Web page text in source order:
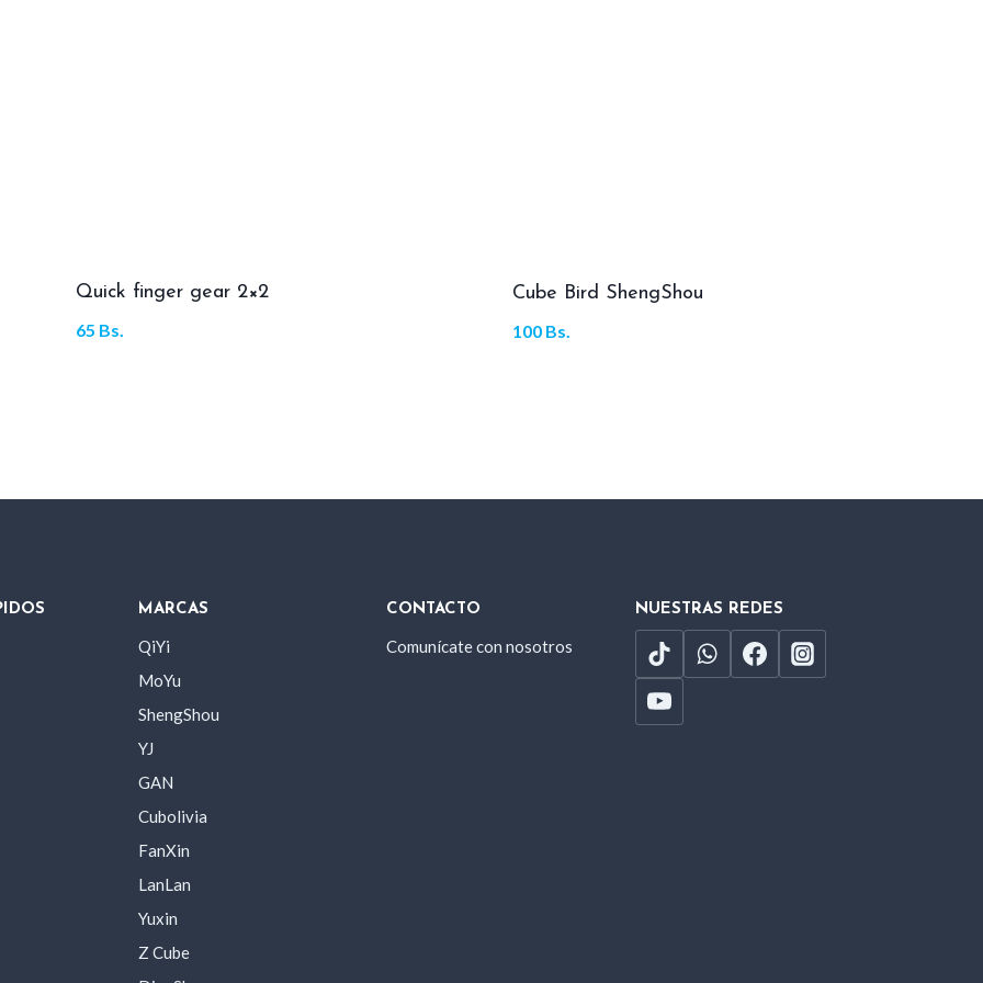
Quick finger gear 2×2
65 Bs.
Cube Bird ShengShou
100 Bs.
MARCAS
QiYi
MoYu
ShengShou
YJ
GAN
Cubolivia
FanXin
LanLan
Yuxin
Z Cube
CONTACTO
Comunícate con nosotros
NUESTRAS REDES